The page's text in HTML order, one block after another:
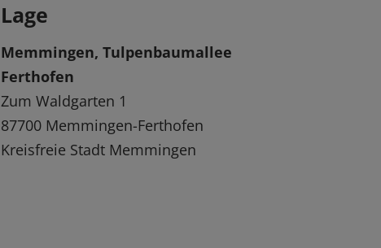
Lage
Memmingen, Tulpenbaumallee
Ferthofen
Zum Waldgarten 1
87700 Memmingen-Ferthofen
Kreisfreie Stadt Memmingen